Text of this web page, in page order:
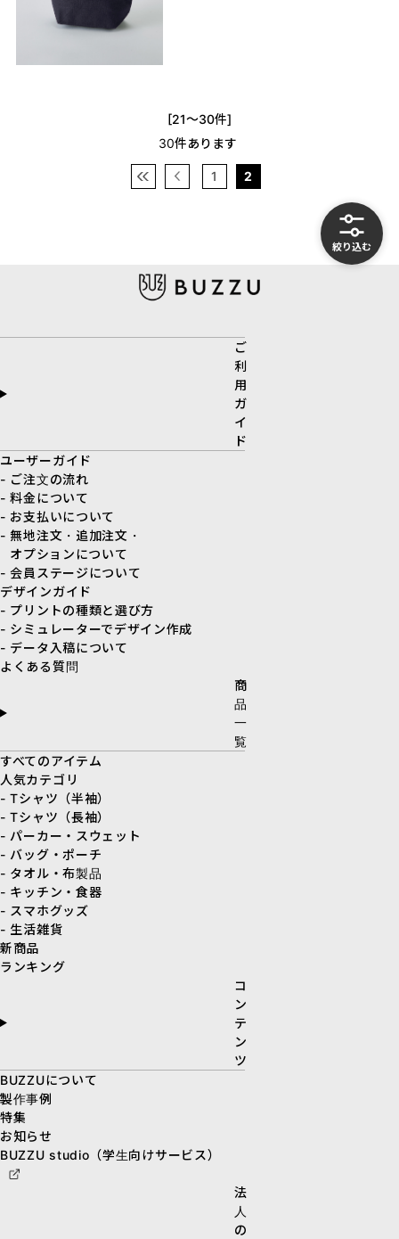
[21～30件]
30件あります
1 2
絞り込む
ご
利
用
ガ
イ
ド
ユーザーガイド
- ご注文の流れ
- 料金について
- お支払いについて
- 無地注文・追加注文・
オプションについて
- 会員ステージについて
デザインガイド
- プリントの種類と選び方
- シミュレーターでデザイン作成
- データ入稿について
よくある質問
商
品
一
覧
すべてのアイテム
人気カテゴリ
- Tシャツ（半袖）
- Tシャツ（長袖）
- パーカー・スウェット
- バッグ・ポーチ
- タオル・布製品
- キッチン・食器
- スマホグッズ
- 生活雑貨
新商品
ランキング
コ
ン
テ
ン
ツ
BUZZUについて
製作事例
特集
お知らせ
BUZZU studio（学生向けサービス）
法
人
の